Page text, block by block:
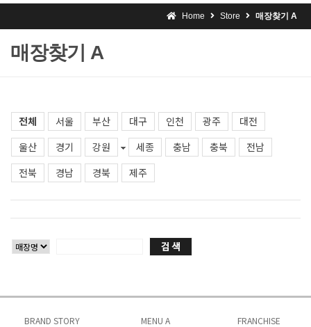
Home Store 매장찾기 A
매장찾기 A
전체 서울 부산 대구 인천 광주
대전
울산
경기 강원 세종 충남 충북
전남
전북
경남 경북 제주
BRAND STORY
MENU A
FRANCHISE